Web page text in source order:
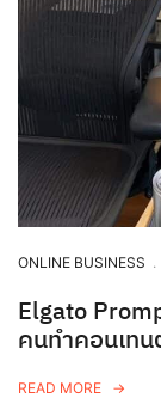
ONLINE BUSINESS .
Elgato
คนทำคอนเทน
READ MORE